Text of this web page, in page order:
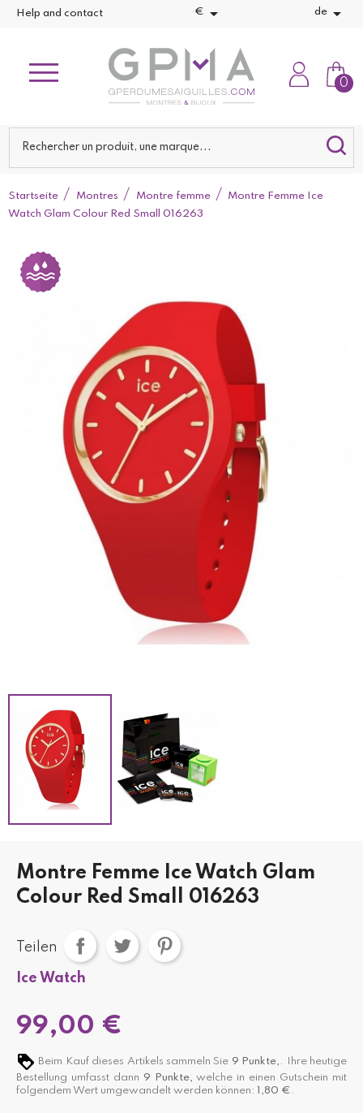
Help and contact €  de 
0
Startseite Montres Montre femme
Montre Femme Ice
Watch Glam Colour Red Small 016263
Montre Femme Ice Watch Glam
Colour Red Small 016263
Teilen
Ice Watch
99,00 €
Beim Kauf dieses Artikels sammeln Sie 9 Punkte, . Ihre heutige
Bestellung umfasst dann 9 Punkte, welche in einen Gutschein mit
folgendem Wert umgewandelt werden können: 1,80 € .